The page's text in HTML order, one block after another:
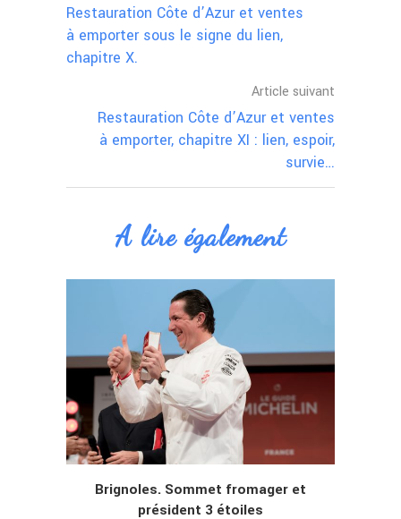
Restauration Côte d’Azur et ventes
à emporter sous le signe du lien,
chapitre X.
Article suivant
Restauration Côte d’Azur et ventes
à emporter, chapitre XI : lien, espoir,
survie…
A lire également
Brignoles. Sommet fromager et
président 3 étoiles